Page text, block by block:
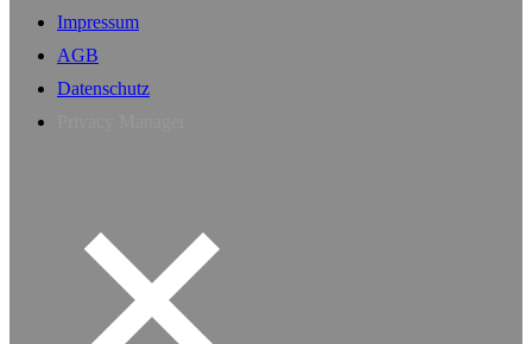
Impressum
AGB
Datenschutz